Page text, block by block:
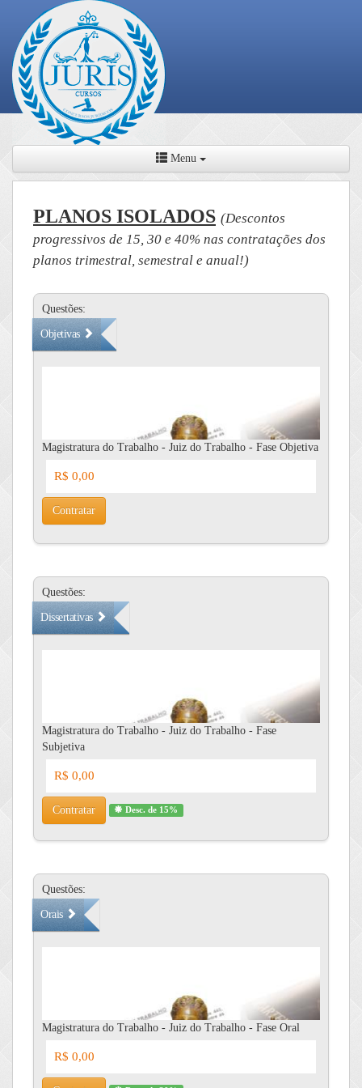
Menu
PLANOS ISOLADOS (Descontos
progressivos de 15, 30 e 40% nas contratações dos
planos trimestral, semestral e anual!)
Questões:
Objetivas
Magistratura do Trabalho - Juiz do Trabalho - Fase Objetiva
R$ 0,00
Contratar
Questões:
Dissertativas
Magistratura do Trabalho - Juiz do Trabalho - Fase
Subjetiva
R$ 0,00
Contratar Desc. de 15%
Questões:
Orais
Magistratura do Trabalho - Juiz do Trabalho - Fase Oral
R$ 0,00